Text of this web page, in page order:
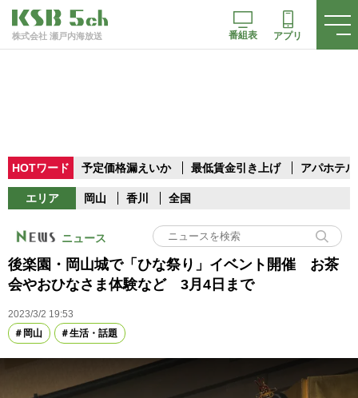
株式会社 瀬戸内海放送 番組表 アプリ
HOTワード 予定価格漏えいか 最低賃金引き上げ アパホテル
エリア 岡山 香川 全国
ニュース
後楽園・岡山城で「ひな祭り」イベント開催 お茶
会やおひなさま体験など 3月4日まで
2023/3/2 19:53
岡山
生活・話題